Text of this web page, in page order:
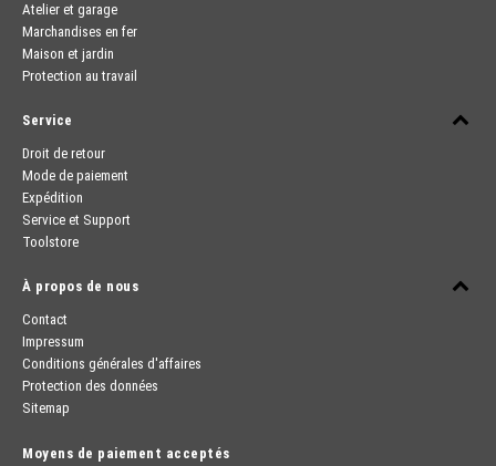
Atelier et garage
Marchandises en fer
Maison et jardin
Protection au travail
Service
Droit de retour
Mode de paiement
Expédition
Service et Support
Toolstore
À propos de nous
Contact
Impressum
Conditions générales d'affaires
Protection des données
Sitemap
Moyens de paiement acceptés